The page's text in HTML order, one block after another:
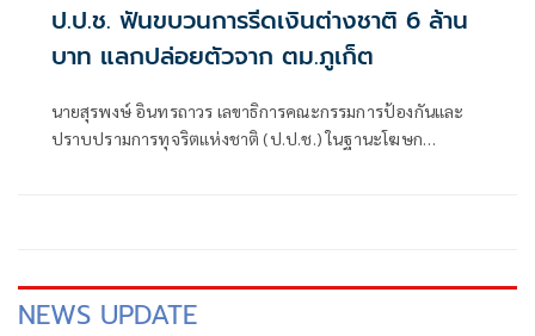
ป.ป.ช. ฟันขบวนการรีดเงินต่างชาติ 6 ล้าน
บาท แลกปล่อยตัวจาก ตม.ภูเก็ต
นายสุรพงษ์ อินทรถาวร เลขาธิการคณะกรรมการป้องกันและ
ปราบปรามการทุจริตแห่งชาติ (ป.ป.ช.) ในฐานะโฆษก
NEWS UPDATE